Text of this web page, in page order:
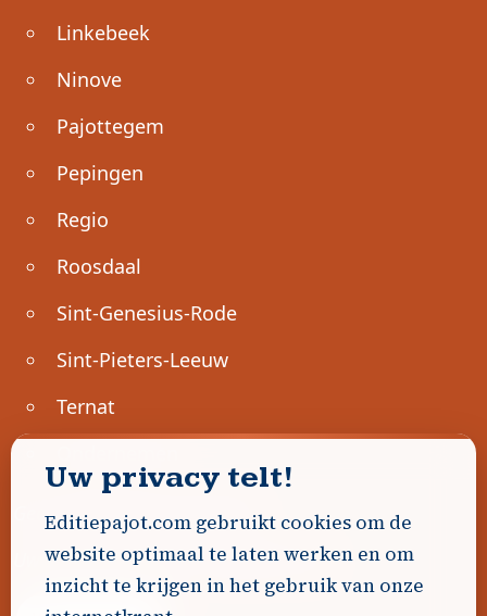
Linkebeek
Ninove
Pajottegem
Pepingen
Regio
Roosdaal
Sint-Genesius-Rode
Sint-Pieters-Leeuw
Ternat
Geen advertenties gevonden.
Uw advertentie hier? Contacteer ons!
Uw privacy telt!
Editiepajot.com gebruikt cookies om de
website optimaal te laten werken en om
inzicht te krijgen in het gebruik van onze